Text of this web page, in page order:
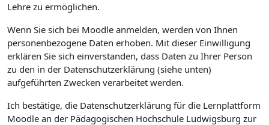
Lehre zu ermöglichen.
Wenn Sie sich bei Moodle anmelden, werden von Ihnen
personenbezogene Daten erhoben. Mit dieser Einwilligung
erklären Sie sich einverstanden, dass Daten zu Ihrer Person
zu den in der Datenschutzerklärung (siehe unten)
aufgeführten Zwecken verarbeitet werden.
Ich bestätige, die Datenschutzerklärung für die Lernplattform
Moodle an der Pädagogischen Hochschule Ludwigsburg zur